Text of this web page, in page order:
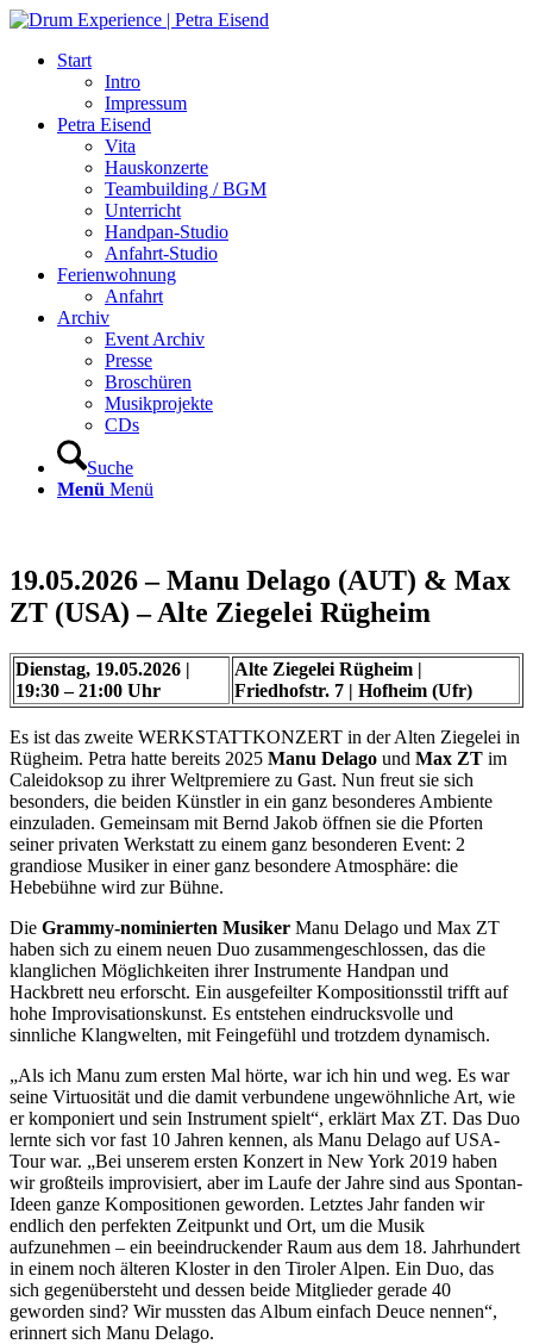
Start
Intro
Impressum
Petra Eisend
Vita
Hauskonzerte
Teambuilding / BGM
Unterricht
Handpan-Studio
Anfahrt-Studio
Ferienwohnung
Anfahrt
Archiv
Event Archiv
Presse
Broschüren
Musikprojekte
CDs
Suche
Menü Menü
19.05.2026 – Manu Delago (AUT) & Max
ZT (USA) – Alte Ziegelei Rügheim
Dienstag, 19.05.2026 |
19:30 – 21:00 Uhr
Alte Ziegelei Rügheim |
Friedhofstr. 7 | Hofheim (Ufr)
Es ist das zweite WERKSTATTKONZERT in der Alten Ziegelei in
Rügheim. Petra hatte bereits 2025 Manu Delago und Max ZT im
Caleidoksop zu ihrer Weltpremiere zu Gast. Nun freut sie sich
besonders, die beiden Künstler in ein ganz besonderes Ambiente
einzuladen. Gemeinsam mit Bernd Jakob öffnen sie die Pforten
seiner privaten Werkstatt zu einem ganz besonderen Event: 2
grandiose Musiker in einer ganz besondere Atmosphäre: die
Hebebühne wird zur Bühne.
Die Grammy-nominierten Musiker Manu Delago und Max ZT
haben sich zu einem neuen Duo zusammengeschlossen, das die
klanglichen Möglichkeiten ihrer Instrumente Handpan und
Hackbrett neu erforscht. Ein ausgefeilter Kompositionsstil trifft auf
hohe Improvisationskunst. Es entstehen eindrucksvolle und
sinnliche Klangwelten, mit Feingefühl und trotzdem dynamisch.
„Als ich Manu zum ersten Mal hörte, war ich hin und weg. Es war
seine Virtuosität und die damit verbundene ungewöhnliche Art, wie
er komponiert und sein Instrument spielt“, erklärt Max ZT. Das Duo
lernte sich vor fast 10 Jahren kennen, als Manu Delago auf USA-
Tour war. „Bei unserem ersten Konzert in New York 2019 haben
wir großteils improvisiert, aber im Laufe der Jahre sind aus Spontan-
Ideen ganze Kompositionen geworden. Letztes Jahr fanden wir
endlich den perfekten Zeitpunkt und Ort, um die Musik
aufzunehmen – ein beeindruckender Raum aus dem 18. Jahrhundert
in einem noch älteren Kloster in den Tiroler Alpen. Ein Duo, das
sich gegenübersteht und dessen beide Mitglieder gerade 40
geworden sind? Wir mussten das Album einfach Deuce nennen“,
erinnert sich Manu Delago.